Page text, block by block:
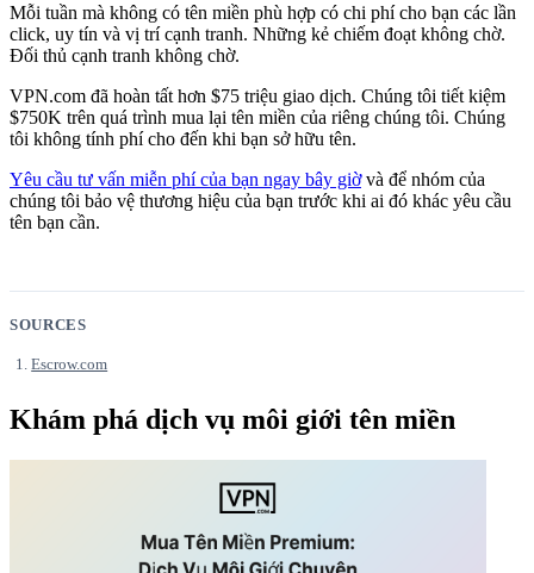
Mỗi tuần mà không có tên miền phù hợp có chi phí cho bạn các lần
click, uy tín và vị trí cạnh tranh. Những kẻ chiếm đoạt không chờ.
Đối thủ cạnh tranh không chờ.
VPN.com đã hoàn tất hơn $75 triệu giao dịch. Chúng tôi tiết kiệm
$750K trên quá trình mua lại tên miền của riêng chúng tôi. Chúng
tôi không tính phí cho đến khi bạn sở hữu tên.
Yêu cầu tư vấn miễn phí của bạn ngay bây giờvà để nhóm của
chúng tôi bảo vệ thương hiệu của bạn trước khi ai đó khác yêu cầu
tên bạn cần.
SOURCES
Escrow.com
Khám phá dịch vụ môi giới tên miền